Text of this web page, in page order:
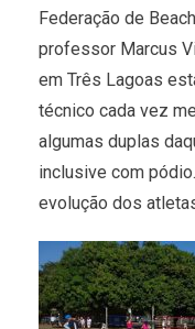
Federação de
professor Marcus
em Três Lagoas
técnico cada vez
algumas duplas
inclusive com
evolução dos